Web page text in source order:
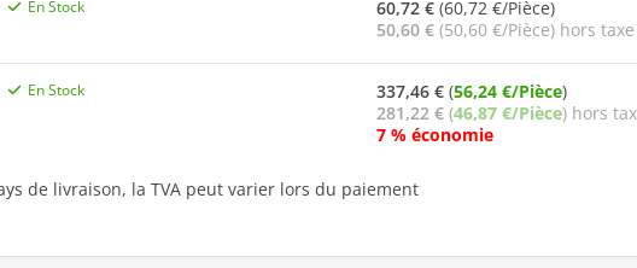
En Stock 60,72 € (60,72 €/Pièce)
50,60 € (50,60 €/Pièce) hors taxe
En Stock 337,46 € (56,24 €/Pièce)
281,22 € (46,87 €/Pièce) hors
7 % économie
de livraison, la TVA peut varier lors du paiement